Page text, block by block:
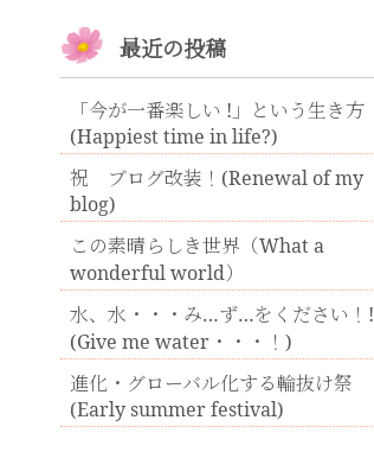
最近の投稿
「今が一番楽しい !」という生き方
(Happiest time in life?)
祝 ブログ改装！(Renewal of my
blog)
この素晴らしき世界（What a
wonderful world）
水、水・・・み…ず…をください！!
(Give me water・・・！)
進化・グローバル化する輪抜け祭
(Early summer festival)